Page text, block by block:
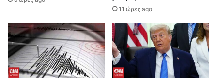
11 ώρες ago